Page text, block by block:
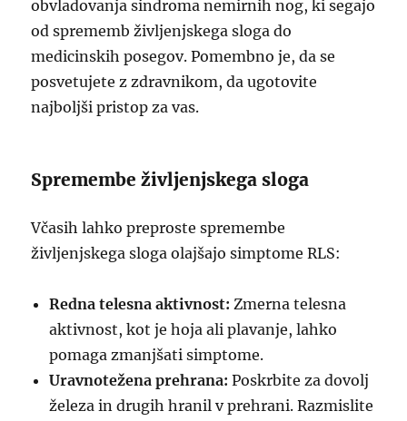
obvladovanja sindroma nemirnih nog, ki segajo
od sprememb življenjskega sloga do
medicinskih posegov. Pomembno je, da se
posvetujete z zdravnikom, da ugotovite
najboljši pristop za vas.
Spremembe življenjskega sloga
Včasih lahko preproste spremembe
življenjskega sloga olajšajo simptome RLS:
Redna telesna aktivnost: Zmerna telesna
aktivnost, kot je hoja ali plavanje, lahko
pomaga zmanjšati simptome.
Uravnotežena prehrana: Poskrbite za dovolj
železa in drugih hranil v prehrani. Razmislite